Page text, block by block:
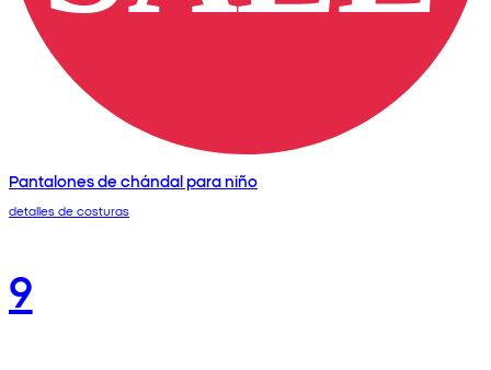
Pantalones de chándal para niño
detalles de costuras
9